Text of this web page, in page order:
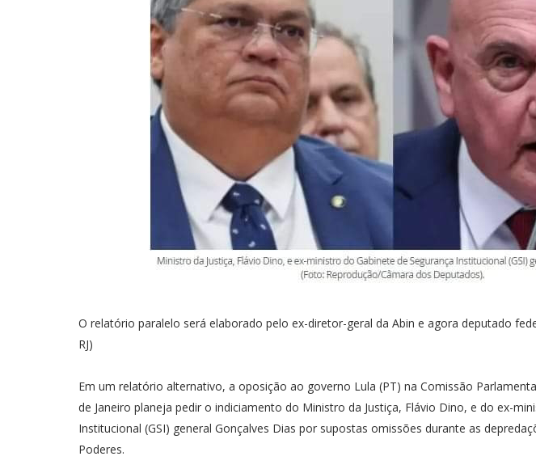
O relatório paralelo será elaborado pelo ex-diretor-geral da Abin e agora deputado
RJ)
Em um relatório alternativo, a oposição ao governo Lula (PT) na Comissão
de Janeiro planeja pedir o indiciamento do Ministro da Justiça, Flávio Dino, e do ex-
Institucional (GSI) general Gonçalves Dias por supostas omissões durante as
Poderes.